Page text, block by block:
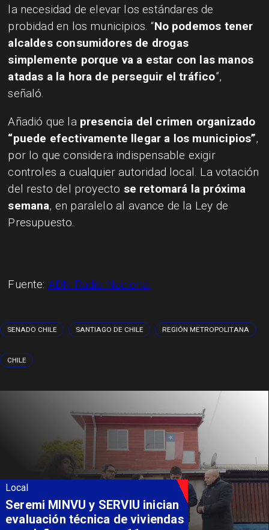
la necesidad de elevar los estándares de
probidad en los municipios. “No podemos tener
alcaldes consumidores de drogas
simplemente porque va a estar con las manos
atadas a la hora de perseguir el tráfico”,
señaló.
Añadió que la presencia del crimen organizado
“puede efectivamente llegar a los municipios”,
por lo que considera indispensable exigir
controles a cualquier autoridad local. La votación
del resto del proyecto se retomará la próxima
semana, en paralelo al avance de la Ley de
Presupuesto.
Fuente: ADN Radio Nacional
SENADO CHILE SANTIAGO DE CHILE REGIÓN METROPOLITANA
CHILE
Local
Fondo Orasmi entrega apoyo a
familia de Romeral para
costear alimentación